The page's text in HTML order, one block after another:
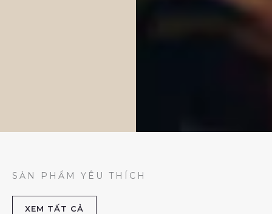
SẢN PHẨM YÊU THÍCH
XEM TẤT CẢ